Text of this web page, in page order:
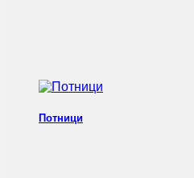
Потници